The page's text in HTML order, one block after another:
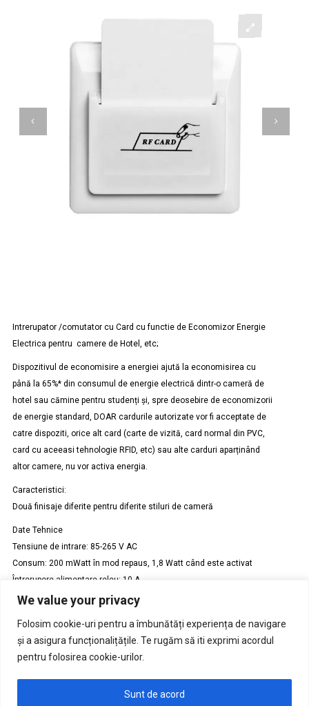
We value your privacy
Folosim cookie-uri pentru a îmbunătăți experiența de navigare
și a asigura funcționalițățile. Te rugăm să iti exprimi acordul
pentru folosirea cookie-urilor.
Sunt de acord
Intrerupator /comutator cu Card cu functie de Economizor Energie
Electrica pentru camere de Hotel, etc;
Dispozitivul de economisire a energiei ajută la economisirea cu
până la 65%* din consumul de energie electrică dintr-o cameră de
hotel sau cămine pentru studenți și, spre deosebire de economizorii
de energie standard, DOAR cardurile autorizate vor fi acceptate de
catre dispoziti, orice alt card (carte de vizită, card normal din PVC,
card cu aceeasi tehnologie RFID, etc) sau alte carduri aparținând
altor camere, nu vor activa energia.
Caracteristici:
Două finisaje diferite pentru diferite stiluri de cameră
Date Tehnice
Tensiune de intrare: 85-265 V AC
Consum: 200 mWatt în mod repaus, 1,8 Watt când este activat
Întrerupere alimentare releu: 10 A
Doza montaj incastrat tencuiala: Cutie Patrata 70 * 70 * 50 mm
GW24231
Solicita oferta